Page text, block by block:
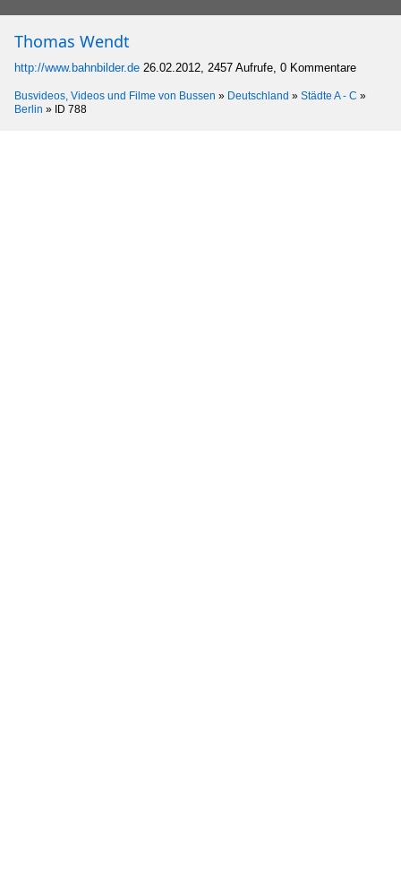
Thomas Wendt
http://www.bahnbilder.de 26.02.2012, 2457 Aufrufe, 0 Kommentare
Busvideos, Videos und Filme von Bussen » Deutschland » Städte A - C »
Berlin » ID 788